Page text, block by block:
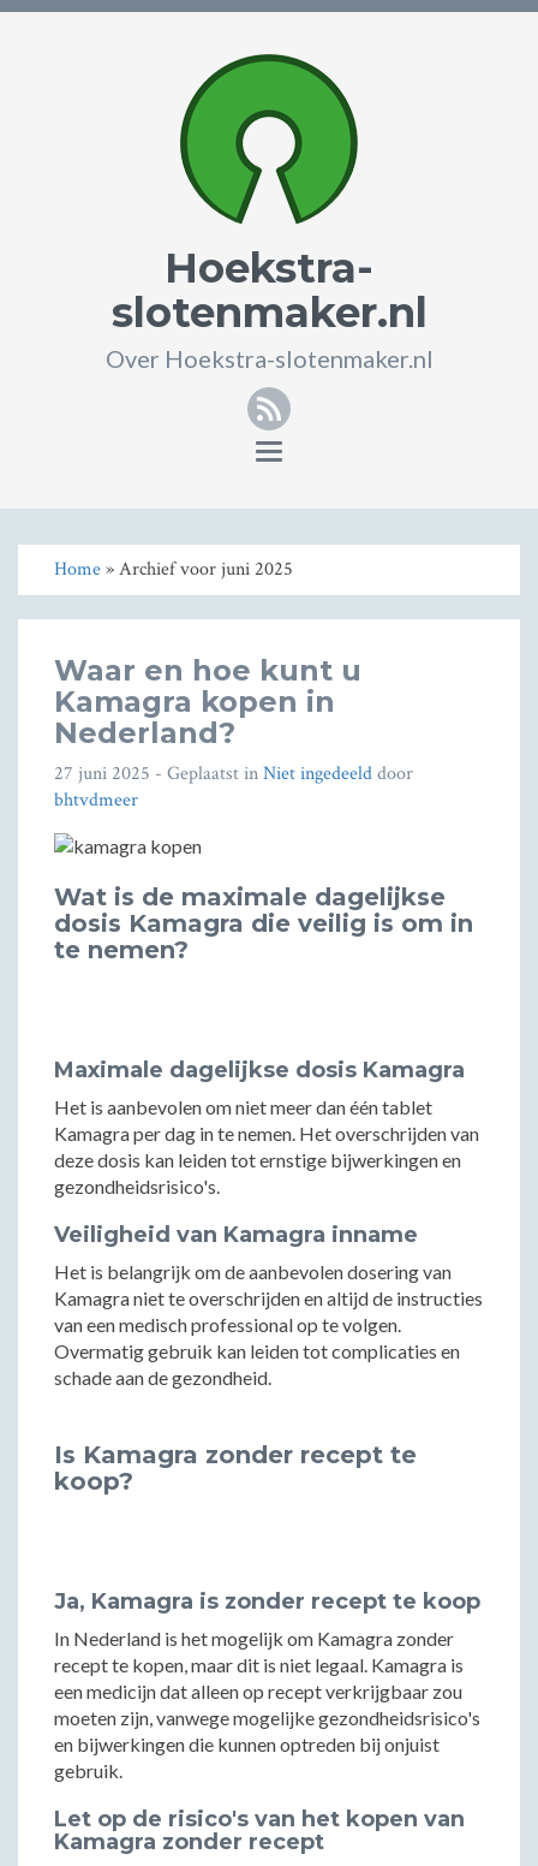
Hoekstra-
slotenmaker.nl
Over Hoekstra-slotenmaker.nl
RSS
Toggle
Home» Archief voor juni 2025
Waar en hoe kunt u
Kamagra kopen in
Nederland?
27 juni 2025 - Geplaatst inNiet ingedeelddoor
bhtvdmeer
Wat is de maximale dagelijkse
dosis Kamagra die veilig is om in
te nemen?
Maximale dagelijkse dosis Kamagra
Het is aanbevolen om niet meer dan één tablet
Kamagra per dag in te nemen. Het overschrijden van
deze dosis kan leiden tot ernstige bijwerkingen en
gezondheidsrisico's.
Veiligheid van Kamagra inname
Het is belangrijk om de aanbevolen dosering van
Kamagra niet te overschrijden en altijd de instructies
van een medisch professional op te volgen.
Overmatig gebruik kan leiden tot complicaties en
schade aan de gezondheid.
Is Kamagra zonder recept te
koop?
Ja, Kamagra is zonder recept te koop
In Nederland is het mogelijk om Kamagra zonder
recept te kopen, maar dit is niet legaal. Kamagra is
een medicijn dat alleen op recept verkrijgbaar zou
moeten zijn, vanwege mogelijke gezondheidsrisico's
en bijwerkingen die kunnen optreden bij onjuist
gebruik.
Let op de risico's van het kopen van
Kamagra zonder recept